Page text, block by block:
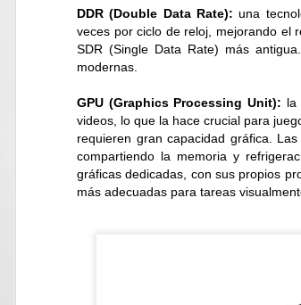
DDR (Double Data Rate): una
veces por ciclo de reloj, mejorando el
SDR (Single Data Rate) más
modernas.
GPU (Graphics Processing Unit): la
videos, lo que la hace crucial para
requieren gran capacidad gráfica.
compartiendo la memoria y
gráficas dedicadas, con sus propios
más adecuadas para tareas
Plaza Mundo Apopa
Plaza Mundo Apopa y Museo Tin
Marín presentan Mundo Saurio:
una experiencia interactiva y
educativa con dinosaurios para
23
era más
nuevos
Flip y
Samsung Galaxy
Desde 1981